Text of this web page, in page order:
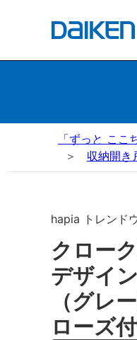
「ずっと こ
収納開き
hapia トレンド
クロー
デザイ
（グ
ローズ付